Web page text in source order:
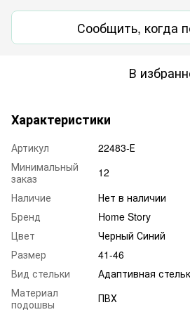
Сообщить, когда
В
Характеристики
Артикул
22483-Е
Минимальный
заказ
12
Наличие
Нет в наличии
Бренд
Home Story
Цвет
Черный Синий
Размер
41-46
Вид стельки
Адаптивная
Материал
подошвы
ПВХ